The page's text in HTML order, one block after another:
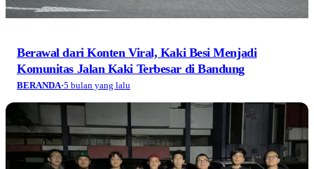
Berawal dari Konten Viral, Kaki Besi Menjadi
Komunitas Jalan Kaki Terbesar di Bandung
BERANDA·5 bulan yang lalu